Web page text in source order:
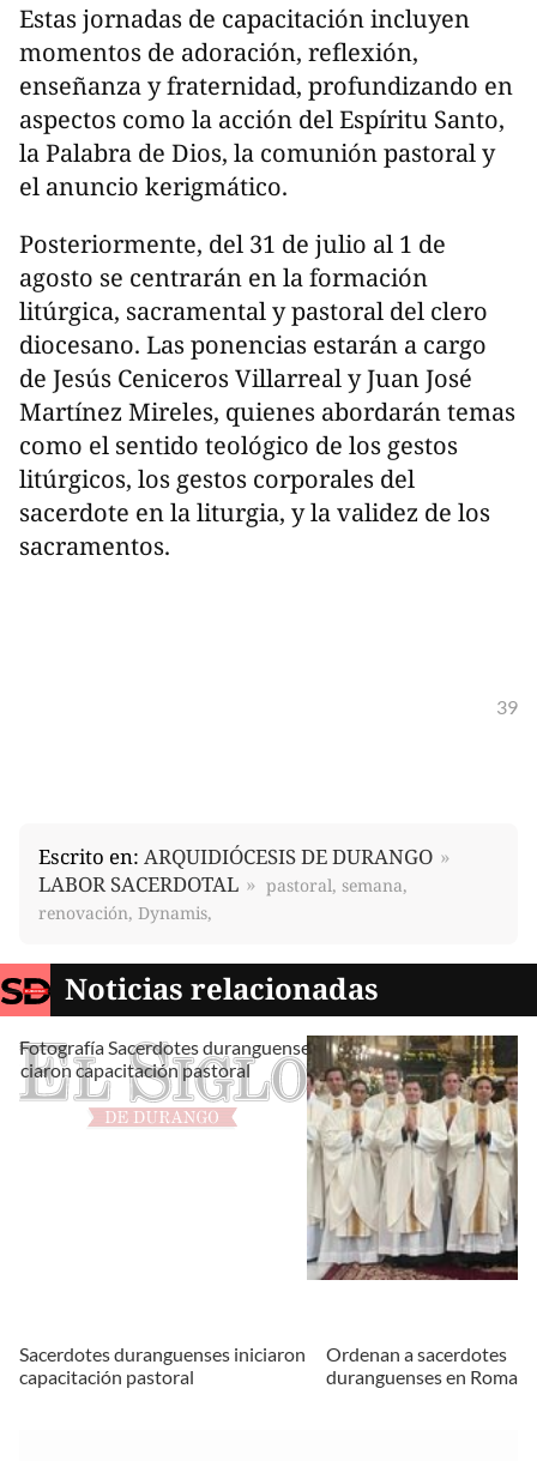
Estas jornadas de capacitación incluyen
momentos de adoración, reflexión,
enseñanza y fraternidad, profundizando en
aspectos como la acción del Espíritu Santo,
la Palabra de Dios, la comunión pastoral y
el anuncio kerigmático.
Posteriormente, del 31 de julio al 1 de
agosto se centrarán en la formación
litúrgica, sacramental y pastoral del clero
diocesano. Las ponencias estarán a cargo
de Jesús Ceniceros Villarreal y Juan José
Martínez Mireles, quienes abordarán temas
como el sentido teológico de los gestos
litúrgicos, los gestos corporales del
sacerdote en la liturgia, y la validez de los
sacramentos.
39
Escrito en: ARQUIDIÓCESIS DE DURANGO
LABOR SACERDOTAL
pastoral, semana,
renovación, Dynamis,
Noticias relacionadas
Sacerdotes duranguenses iniciaron
capacitación pastoral
Ordenan a sacerdotes
duranguenses en Roma